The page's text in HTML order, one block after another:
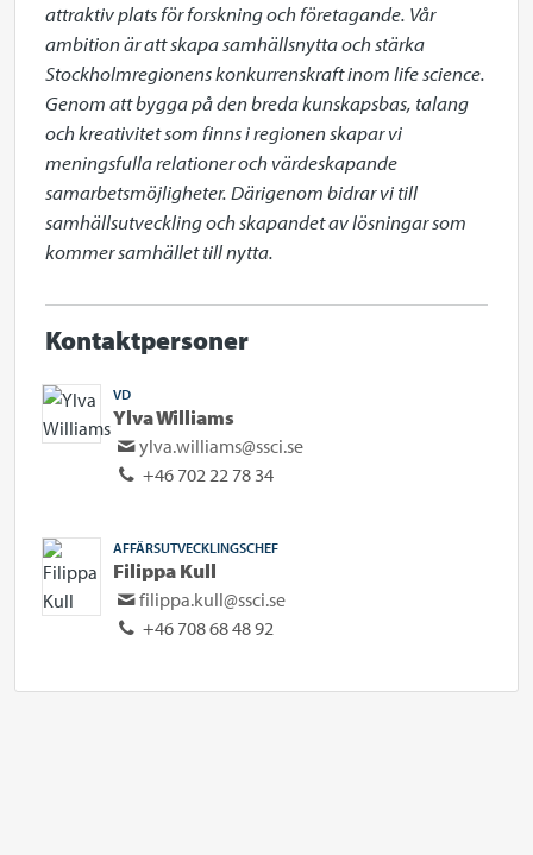
attraktiv plats för forskning och företagande. Vår
ambition är att skapa samhällsnytta och stärka
Stockholmregionens konkurrenskraft inom life science.
Genom att bygga på den breda kunskapsbas, talang
och kreativitet som finns i regionen skapar vi
meningsfulla relationer och värdeskapande
samarbetsmöjligheter. Därigenom bidrar vi till
samhällsutveckling och skapandet av lösningar som
kommer samhället till nytta.
Kontaktpersoner
VD
Ylva Williams
ylva.williams@ssci.se
+46 702 22 78 34
AFFÄRSUTVECKLINGSCHEF
Filippa Kull
filippa.kull@ssci.se
+46 708 68 48 92